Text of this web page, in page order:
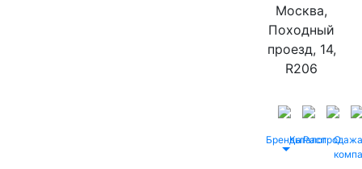
Москва,
Походный
проезд, 14,
R206
БрендыКаталог
Распродажа
О